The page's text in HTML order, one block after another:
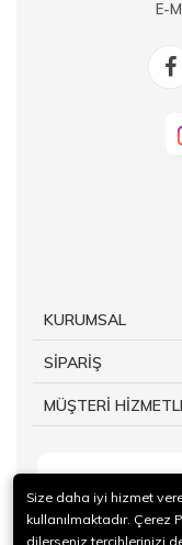
E-
KURUMSAL
SİPARİŞ
MÜŞTERİ
Size daha iyi hizmet
kullanılmaktadır. Çerez
dilerseniz tercihlerinizi